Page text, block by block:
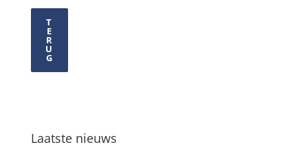
T
E
R
U
G
Laatste nieuws